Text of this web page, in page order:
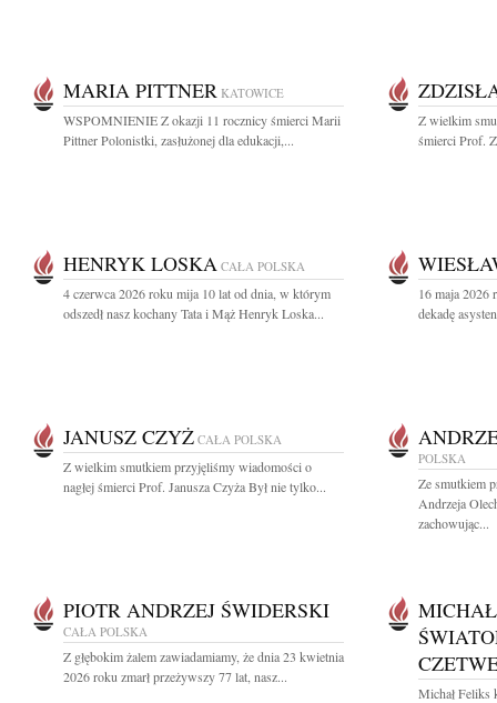
MARIA PITTNER KATOWICE
WSPOMNIENIE Z okazji 11 rocznicy śmierci Marii
Pittner Polonistki, zasłużonej dla edukacji,...
Z wielkim
śmierci Prof.
HENRYK LOSKA CAŁA POLSKA
4 czerwca 2026 roku mija 10 lat od dnia, w którym
odszedł nasz kochany Tata i Mąż Henryk Loska...
16 maja 2026
dekadę
JANUSZ CZYŻ CAŁA POLSKA
Z wielkim smutkiem przyjęliśmy wiadomości o
nagłej śmierci Prof. Janusza Czyża Był nie tylko...
POLSKA
Ze smutkiem
Andrzeja
zachowując...
PIOTR ANDRZEJ ŚWIDERSKI
CAŁA POLSKA
Z głębokim żalem zawiadamiamy, że dnia 23 kwietnia
2026 roku zmarł przeżywszy 77 lat, nasz...
Michał Feliks